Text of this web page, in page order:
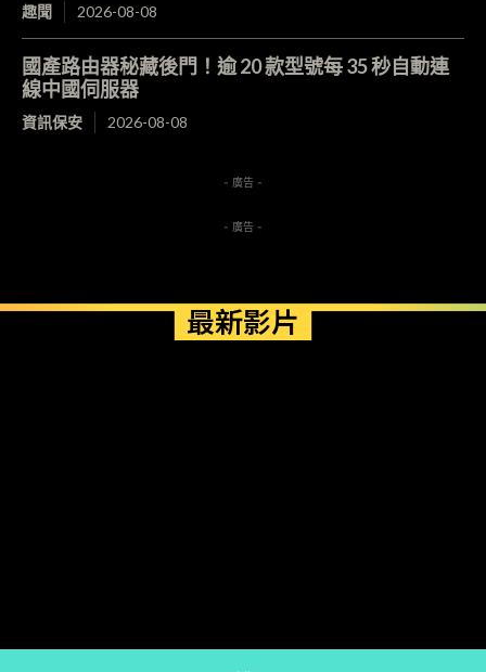
趣聞 2026-08-08
國產路由器秘藏後門！逾 20 款型號每 35 秒自動連
線中國伺服器
資訊保安 2026-08-08
- 廣告 -
- 廣告 -
最新影片